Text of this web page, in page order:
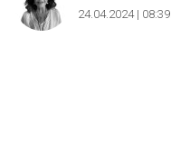
24.04.2024 | 08:39